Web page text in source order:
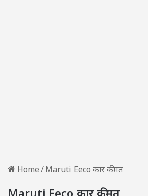
Home/Maruti Eeco कार कीमत
Maruti Eeco कार कीमत